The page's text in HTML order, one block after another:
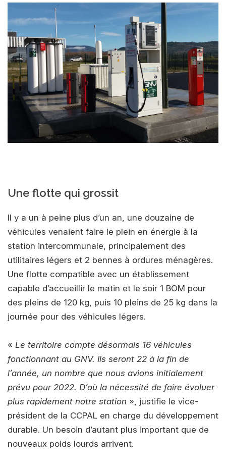
Une flotte qui grossit
Il y a un à peine plus d’un an, une douzaine de
véhicules venaient faire le plein en énergie à la
station intercommunale, principalement des
utilitaires légers et 2 bennes à ordures ménagères.
Une flotte compatible avec un établissement
capable d’accueillir le matin et le soir 1 BOM pour
des pleins de 120 kg, puis 10 pleins de 25 kg dans la
journée pour des véhicules légers.
« Le territoire compte désormais 16 véhicules
fonctionnant au GNV. Ils seront 22 à la fin de
l’année, un nombre que nous avions initialement
prévu pour 2022. D’où la nécessité de faire évoluer
plus rapidement notre station », justifie le vice-
président de la CCPAL en charge du développement
durable. Un besoin d’autant plus important que de
nouveaux poids lourds arrivent.